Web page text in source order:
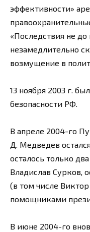
эффективности»
«Последствия не
незамедлительно
возмущение в
13 ноября 2003 г.
безопасности РФ.
В апреле 2004-го
Д. Медведев
осталось только
Владислав Сурков,
(в том числе
помощниками
В июне 2004-го